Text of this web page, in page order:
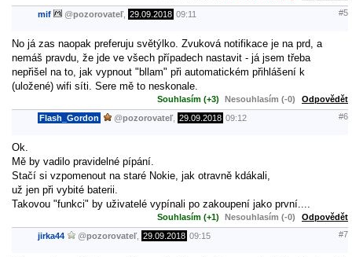
mif @pozorovateľ, 29.09.2018 09:11 #5
No já zas naopak preferuju světýlko. Zvuková notifikace je na prd, a
nemáš pravdu, že jde ve všech případech nastavit - já jsem třeba
nepřišel na to, jak vypnout "bllam" při automatickém přihlášení k
(uložené) wifi síti. Sere mě to neskonale.
Souhlasím (+3) Nesouhlasím (-0) Odpovědět
Flash_Gordon @pozorovateľ, 29.09.2018 09:12 #6
Ok.
Mě by vadilo pravidelné pípání.
Stačí si vzpomenout na staré Nokie, jak otravně kdákali,
už jen při vybité baterii.
Takovou "funkci" by uživatelé vypínali po zakoupení jako první....
Souhlasím (+1) Nesouhlasím (-0) Odpovědět
jirka44 @pozorovateľ, 29.09.2018 09:15 #7